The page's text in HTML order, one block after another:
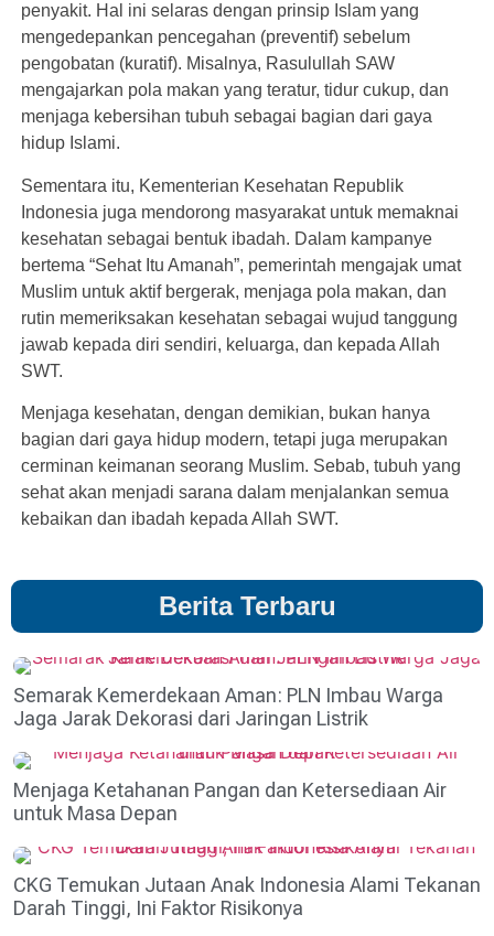
penyakit. Hal ini selaras dengan prinsip Islam yang
mengedepankan pencegahan (preventif) sebelum
pengobatan (kuratif). Misalnya, Rasulullah SAW
mengajarkan pola makan yang teratur, tidur cukup, dan
menjaga kebersihan tubuh sebagai bagian dari gaya
hidup Islami.
Sementara itu, Kementerian Kesehatan Republik
Indonesia juga mendorong masyarakat untuk memaknai
kesehatan sebagai bentuk ibadah. Dalam kampanye
bertema “Sehat Itu Amanah”, pemerintah mengajak umat
Muslim untuk aktif bergerak, menjaga pola makan, dan
rutin memeriksakan kesehatan sebagai wujud tanggung
jawab kepada diri sendiri, keluarga, dan kepada Allah
SWT.
Menjaga kesehatan, dengan demikian, bukan hanya
bagian dari gaya hidup modern, tetapi juga merupakan
cerminan keimanan seorang Muslim. Sebab, tubuh yang
sehat akan menjadi sarana dalam menjalankan semua
kebaikan dan ibadah kepada Allah SWT.
Berita Terbaru
Semarak Kemerdekaan Aman: PLN Imbau Warga
Jaga Jarak Dekorasi dari Jaringan Listrik
Menjaga Ketahanan Pangan dan Ketersediaan Air
untuk Masa Depan
CKG Temukan Jutaan Anak Indonesia Alami Tekanan
Darah Tinggi, Ini Faktor Risikonya